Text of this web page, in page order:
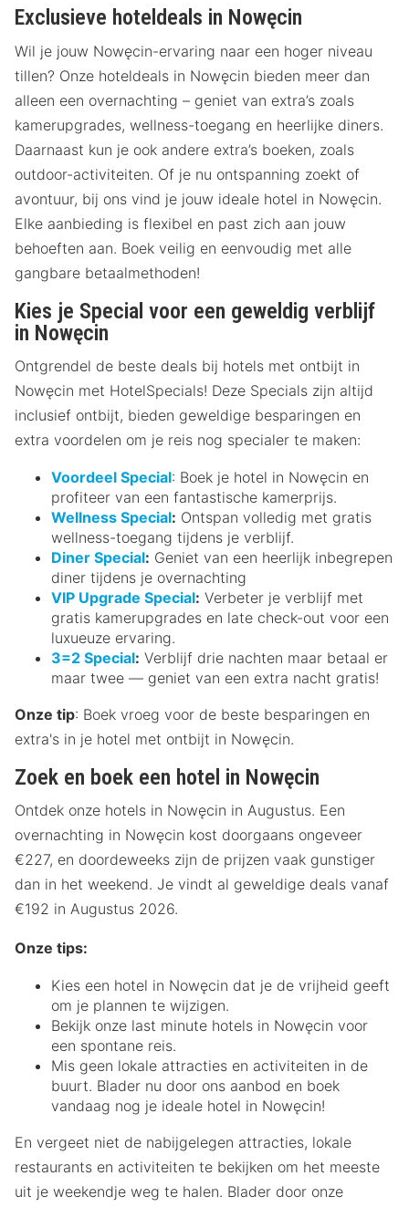
Exclusieve hoteldeals in Nowęcin
Wil je jouw Nowęcin-ervaring naar een hoger niveau
tillen? Onze hoteldeals in Nowęcin bieden meer dan
alleen een overnachting – geniet van extra’s zoals
kamerupgrades, wellness-toegang en heerlijke diners.
Daarnaast kun je ook andere extra’s boeken, zoals
outdoor-activiteiten. Of je nu ontspanning zoekt of
avontuur, bij ons vind je jouw ideale hotel in Nowęcin.
Elke aanbieding is flexibel en past zich aan jouw
behoeften aan. Boek veilig en eenvoudig met alle
gangbare betaalmethoden!
Kies je Special voor een geweldig verblijf
in Nowęcin
Ontgrendel de beste deals bij hotels met ontbijt in
Nowęcin met HotelSpecials! Deze Specials zijn altijd
inclusief ontbijt, bieden geweldige besparingen en
extra voordelen om je reis nog specialer te maken:
Voordeel Special: Boek je hotel in Nowęcin en
profiteer van een fantastische kamerprijs.
Wellness Special: Ontspan volledig met gratis
wellness-toegang tijdens je verblijf.
Diner Special: Geniet van een heerlijk inbegrepen
diner tijdens je overnachting
VIP Upgrade Special: Verbeter je verblijf met
gratis kamerupgrades en late check-out voor een
luxueuze ervaring.
3=2 Special: Verblijf drie nachten maar betaal er
maar twee — geniet van een extra nacht gratis!
Onze tip: Boek vroeg voor de beste besparingen en
extra's in je hotel met ontbijt in Nowęcin.
Zoek en boek een hotel in Nowęcin
Ontdek onze hotels in Nowęcin in Augustus. Een
overnachting in Nowęcin kost doorgaans ongeveer
€227, en doordeweeks zijn de prijzen vaak gunstiger
dan in het weekend. Je vindt al geweldige deals vanaf
€192 in Augustus 2026.
Onze tips:
Kies een hotel in Nowęcin dat je de vrijheid geeft
om je plannen te wijzigen.
Bekijk onze last minute hotels in Nowęcin voor
een spontane reis.
Mis geen lokale attracties en activiteiten in de
buurt. Blader nu door ons aanbod en boek
vandaag nog je ideale hotel in Nowęcin!
En vergeet niet de nabijgelegen attracties, lokale
restaurants en activiteiten te bekijken om het meeste
uit je weekendje weg te halen. Blader door onze